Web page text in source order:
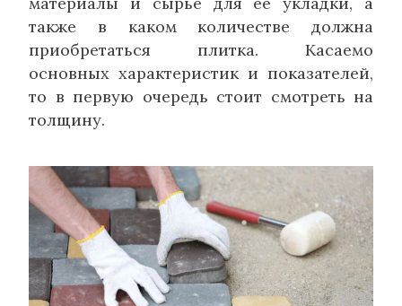
также в каком количестве должна
приобретаться плитка. Касаемо
основных характеристик и показателей,
то в первую очередь стоит смотреть на
толщину.